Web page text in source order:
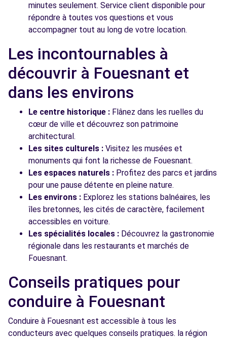
minutes seulement. Service client disponible pour
répondre à toutes vos questions et vous
accompagner tout au long de votre location.
Les incontournables à
découvrir à Fouesnant et
dans les environs
Le centre historique : Flânez dans les ruelles du
cœur de ville et découvrez son patrimoine
architectural.
Les sites culturels : Visitez les musées et
monuments qui font la richesse de Fouesnant.
Les espaces naturels : Profitez des parcs et jardins
pour une pause détente en pleine nature.
Les environs : Explorez les stations balnéaires, les
îles bretonnes, les cités de caractère, facilement
accessibles en voiture.
Les spécialités locales : Découvrez la gastronomie
régionale dans les restaurants et marchés de
Fouesnant.
Conseils pratiques pour
conduire à Fouesnant
Conduire à Fouesnant est accessible à tous les
conducteurs avec quelques conseils pratiques. la région